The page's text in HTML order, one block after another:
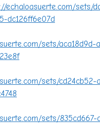
echaloasuerte.com/sets/
dc126ff6e07d
sets/aca18d9d-
sets/cd24cb52-
sets/835cd667-